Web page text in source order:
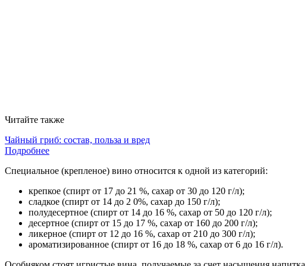
Читайте также
Чайный гриб: состав, польза и вред
Подробнее
Специальное (крепленое) вино относится к одной из категорий:
крепкое (спирт от 17 до 21 %, сахар от 30 до 120 г/л);
сладкое (спирт от 14 до 2 0%, сахар до 150 г/л);
полудесертное (спирт от 14 до 16 %, сахар от 50 до 120 г/л);
десертное (спирт от 15 до 17 %, сахар от 160 до 200 г/л);
ликерное (спирт от 12 до 16 %, сахар от 210 до 300 г/л);
ароматизированное (спирт от 16 до 18 %, сахар от 6 до 16 г/л).